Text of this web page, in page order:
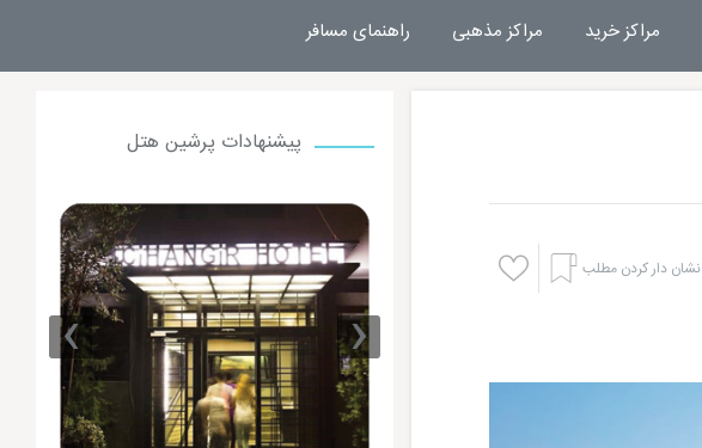
مراکز خرید مراکز مذهبی راهنمای مسافر
نشان دار کردن مطلب
پیشنهادات پرشین هتل
‹
›